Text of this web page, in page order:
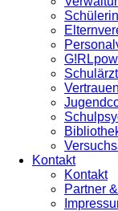
Kontakt
Kontakt
Partner